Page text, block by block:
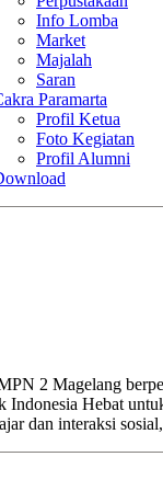
Info Lomba
Market
Majalah
Saran
Paramarta
Profil Ketua
Foto Kegiatan
Profil Alumni
2 Magelang
Indonesia Hebat
dan interaksi